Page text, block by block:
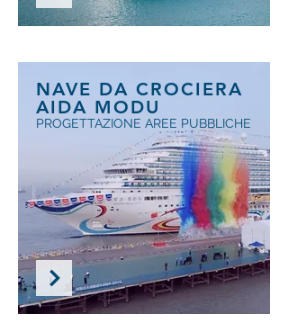
NAVE DA CROCIERA
AIDA MODU
PROGETTAZIONE AREE PUBBLICHE